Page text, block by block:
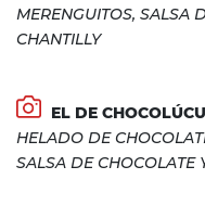
MERENGUITOS, SALSA
CHANTILLY
EL DE
HELADO DE
SALSA DE CHOCOLATE